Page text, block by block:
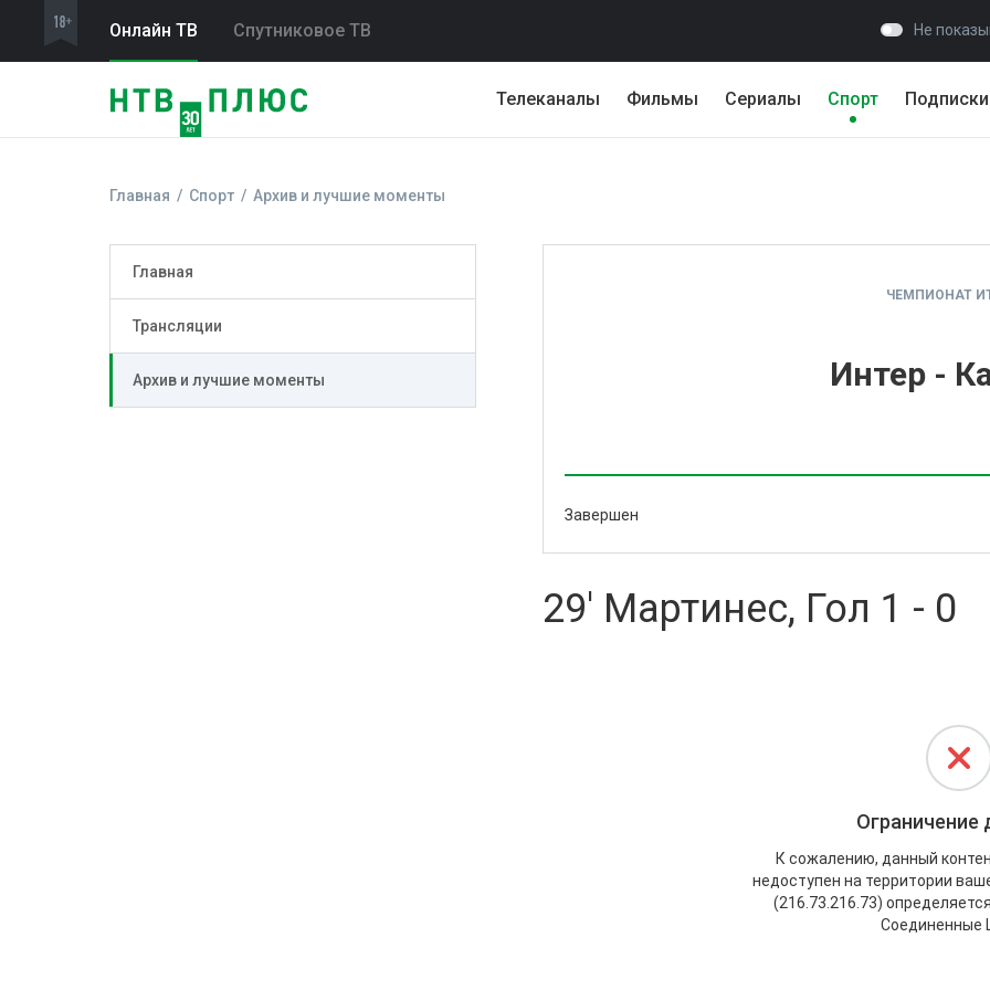
Онлайн ТВ Спутниковое ТВ Не
Телеканалы Фильмы Сериалы Спорт Подписки
Главная Спорт Архив и лучшие моменты
Главная
Трансляции
Архив и лучшие моменты
ЧЕМПИОНАТ
Интер -
Завершен
29' Мартинес, Гол 1 - 0